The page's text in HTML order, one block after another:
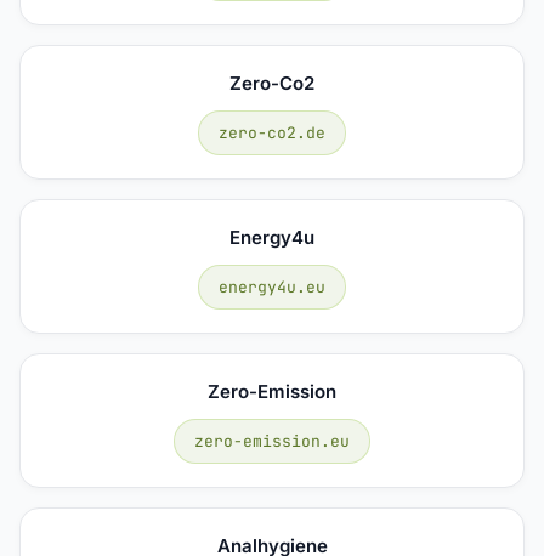
Zero-Co2
zero-co2.de
Energy4u
energy4u.eu
Zero-Emission
zero-emission.eu
Analhygiene